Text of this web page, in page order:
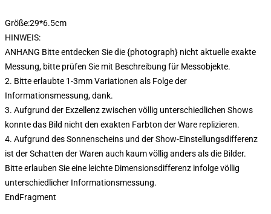
Größe:29*6.5cm
HINWEIS:
ANHANG Bitte entdecken Sie die {photograph} nicht aktuelle exakte
Messung, bitte prüfen Sie mit Beschreibung für Messobjekte.
2. Bitte erlaubte 1-3mm Variationen als Folge der
Informationsmessung, dank.
3. Aufgrund der Exzellenz zwischen völlig unterschiedlichen Shows
konnte das Bild nicht den exakten Farbton der Ware replizieren.
4. Aufgrund des Sonnenscheins und der Show-Einstellungsdifferenz
ist der Schatten der Waren auch kaum völlig anders als die Bilder.
Bitte erlauben Sie eine leichte Dimensionsdifferenz infolge völlig
unterschiedlicher Informationsmessung.
EndFragment